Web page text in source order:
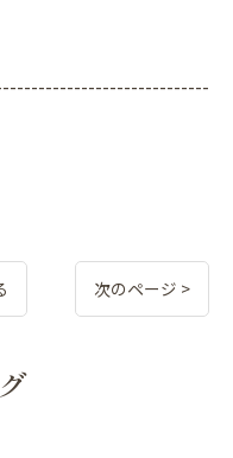
次のページ >